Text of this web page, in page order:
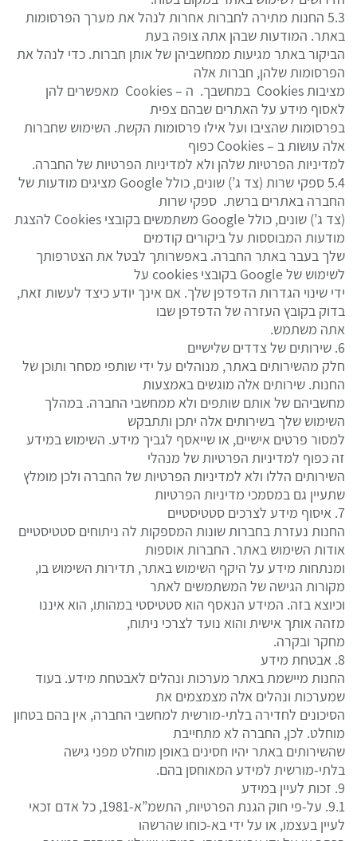
5.3 החנות מתירה לחברות אחרות לנהל את מערך הפרסומות
באתר. המודעות שבהן אתה צופה בעת
הביקור באתר מגיעות ממחשביהן של אותן חברות. כדי לנהל את
הפרסומות שלהן, חברות אלה
מציבות Cookies במחשבך. ה – Cookies מאפשרים להן
לאסוף מידע על האתרים שבהם צפית
בפרסומות שהציבו ועל אילו פרסומות הקשת. השימוש שחברות
אלה עושות ב – Cookies כפוף
למדיניות הפרטיות שלהן ולא למדיניות הפרטיות של החברה.
5.4 ספקי שרות (צד ג’) שונים, כולל Google מציגים מודעות של
החברה באתרים ברשת. ספקי שרות
(צד ג’) שונים, כולל Google משתמשים בקובצי Cookies להצגת
מודעות המבוססות על ביקורים קודמים
שלך בעבר באתר החברה. באפשרותך לבטל את הצטרפותך
לשימוש של Google בקובצי cookies על
ידי שינוי הגדרות הדפדפן שלך. אם אינך יודע כיצד לעשות זאת,
בדוק בקובץ העזרה של הדפדפן שבו
אתה משתמש.
6. שירותים של צדדים שלישיים
חלק מהשירותים באתר, מנוהלים על ידי שותפי מסחר ותוכן של
החנות. שירותים אלה מוגשים באמצעות
מחשביהם של אותם שותפים ולא ממחשבי החברה. במהלך
השימוש שלך בשירותים אלה יתכן ותתבקש
למסור פרטים אישיים, או שייאסף לגביך מידע. השימוש במידע
זה כפוף למדיניות הפרטיות של מנהלי
השירותים הללו ולא למדיניות הפרטיות של החברה ולכן מומלץ
שתעיין גם במסמכי מדיניות הפרטיות
7. איסוף מידע לצרכים סטטיסטיים
החנות נעזרת בחברות שונות המספקות לה ניתוחים סטטיסטיים
אודות השימוש באתר. החברות אוספות
ומנתחות מידע על היקף השימוש באתר, תדירות השימוש בו,
מקורות הגישה של המשתמשים לאתר
וכיוצא בזה. המידע הנאסף הוא סטטיסטי במהותו, הוא איננו
מזהה אותך אישית והוא נועד לצרכי ניתוח,
מחקר ובקרה.
8. אבטחת מידע
החנות מיישמת באתר מערכות ונהלים לאבטחת מידע. בעוד
שמערכות ונהלים אלה מצמצמים את
הסיכונים לחדירה בלתי-מורשית למחשבי החברה, אין בהם בטחון
מוחלט. לכן, החברה לא מתחייבת
שהשירותים באתר יהיו חסינים באופן מוחלט מפני גישה
בלתי-מורשית למידע המאוחסן בהם.
9. זכות לעיין במידע
9.1. על-פי חוק הגנת הפרטיות, התשמ”א-1981, כל אדם זכאי
לעיין בעצמו, או על ידי בא-כוחו שהרשהו